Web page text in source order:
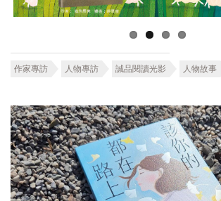
作家專訪 人物專訪 誠品閱讀光影 人物故事